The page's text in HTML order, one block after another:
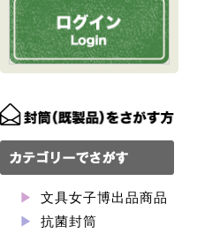
文具女子博出品商品
抗菌封筒